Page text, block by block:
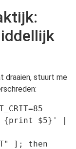
draaien, stuurt me
{print $5}' |
]; then